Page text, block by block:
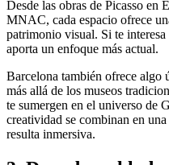
Desde las obras de Picasso en
MNAC, cada espacio ofrece
patrimonio visual. Si te
aporta un enfoque más actual.
Barcelona también ofrece
más allá de los museos
te sumergen en el universo de
creatividad se combinan en
resulta inmersiva.